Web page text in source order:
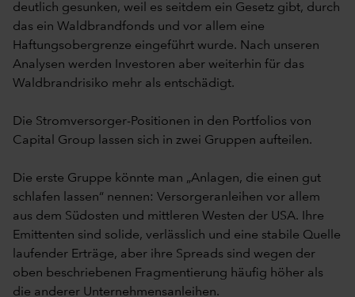
deutlich gesunken, weil es seitdem ein Gesetz gibt, durch
das ein Waldbrandfonds und vor allem eine
Haftungsobergrenze eingeführt wurde. Nach unseren
Analysen werden Investoren aber weiterhin für das
Waldbrandrisiko mehr als entschädigt.
Die Stromversorger-Positionen in den Portfolios von
Capital Group lassen sich in zwei Gruppen aufteilen.
Die erste Gruppe könnte man „Anlagen, die einen gut
schlafen lassen“ nennen: Versorgeranleihen vor allem
aus dem Südosten und mittleren Westen der USA. Ihre
Emittenten sind solide, verlässlich und eine stabile Quelle
laufender Erträge, aber ihre Spreads sind wegen der
oben beschriebenen Fragmentierung häufig höher als
die anderer Unternehmensanleihen.